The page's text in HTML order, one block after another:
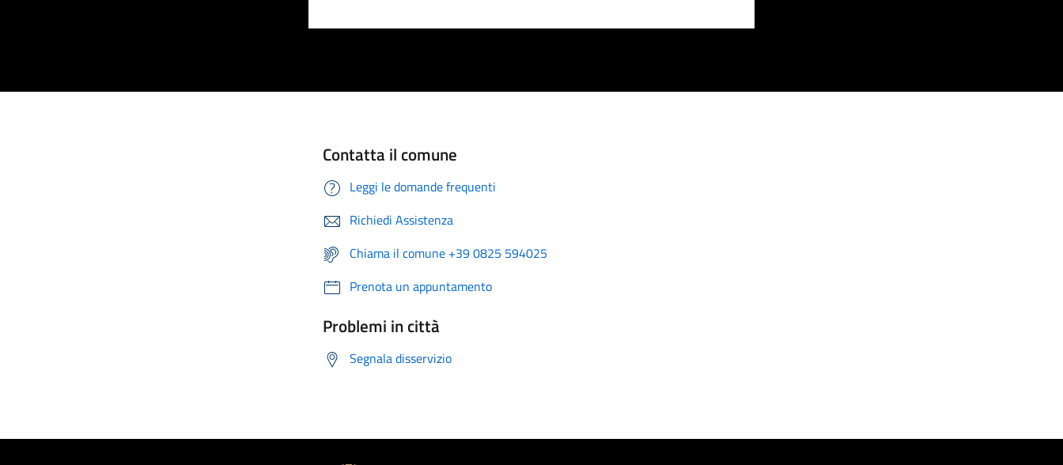
Contatta il comune
Leggi le domande frequenti
Richiedi Assistenza
Chiama il comune +39 0825 594025
Prenota un appuntamento
Problemi in città
Segnala disservizio